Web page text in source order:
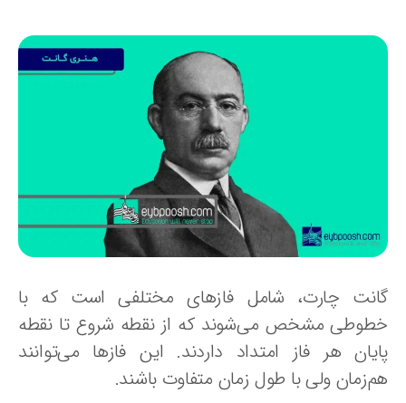
چارت، شامل فازهای مختلفی است که با
مشخص می‌شوند که از نقطه شروع تا نقطه
هر فاز امتداد داردند. این فازها می‌توانند
ولی با طول زمان متفاوت باشند.